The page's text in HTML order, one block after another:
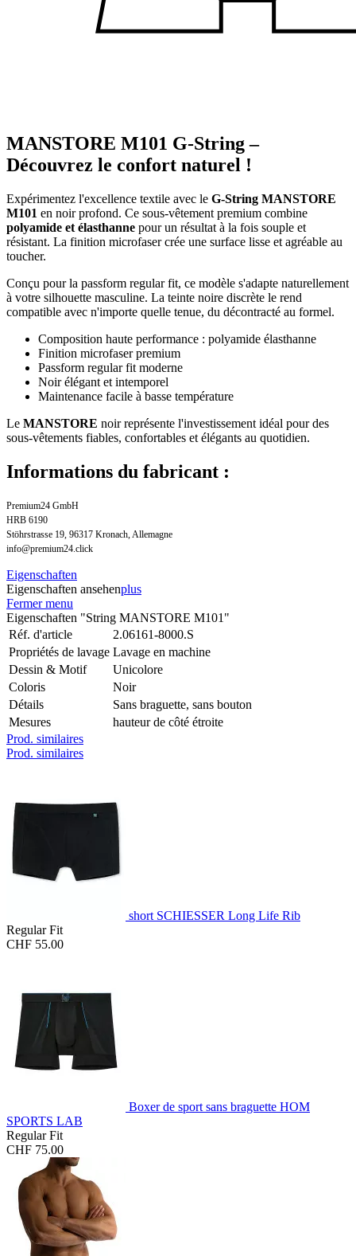
MANSTORE M101 G-String –
Découvrez le confort naturel !
Expérimentez l'excellence textile avec le G-String MANSTORE
M101 en noir profond. Ce sous-vêtement premium combine
polyamide et élasthanne pour un résultat à la fois souple et
résistant. La finition microfaser crée une surface lisse et agréable au
toucher.
Conçu pour la passform regular fit, ce modèle s'adapte naturellement
à votre silhouette masculine. La teinte noire discrète le rend
compatible avec n'importe quelle tenue, du décontracté au formel.
Composition haute performance : polyamide élasthanne
Finition microfaser premium
Passform regular fit moderne
Noir élégant et intemporel
Maintenance facile à basse température
Le MANSTORE noir représente l'investissement idéal pour des
sous-vêtements fiables, confortables et élégants au quotidien.
Informations du fabricant :
Premium24 GmbH
HRB 6190
Stöhrstrasse 19, 96317 Kronach, Allemagne
info@premium24.click
Eigenschaften
Eigenschaften ansehenplus
Fermer menu
Eigenschaften "String MANSTORE M101"
Réf. d'article
2.06161-8000.S
Propriétés de lavage Lavage en machine
Dessin & Motif
Unicolore
Coloris
Noir
Détails
Sans braguette, sans bouton
Mesures
hauteur de côté étroite
Prod. similaires
Prod. similaires
short SCHIESSER Long Life Rib
Regular Fit
CHF 55.00
Boxer de sport sans braguette HOM
SPORTS LAB
Regular Fit
CHF 75.00